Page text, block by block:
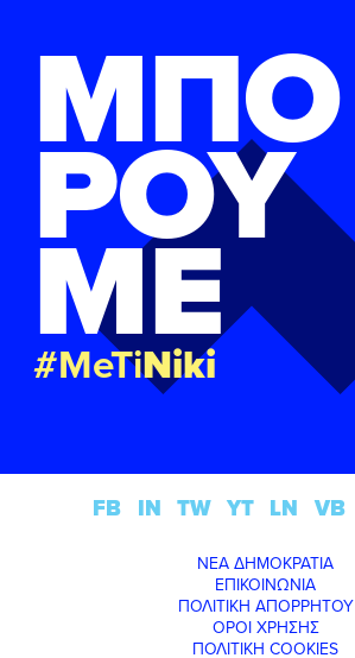
ΜΠΟ
ΡΟΥ
ΜΕ
#MeTiNiki
ΝΕΑ ΔΗΜΟΚΡΑΤΙΑ
ΕΠΙΚΟΙΝΩΝΙΑ
ΠΟΛΙΤΙΚΗ ΑΠΟΡΡΗΤΟΥ
ΟΡΟΙ ΧΡΗΣΗΣ
ΠΟΛΙΤΙΚΗ COOKIES
FB IN TW YT LN VB